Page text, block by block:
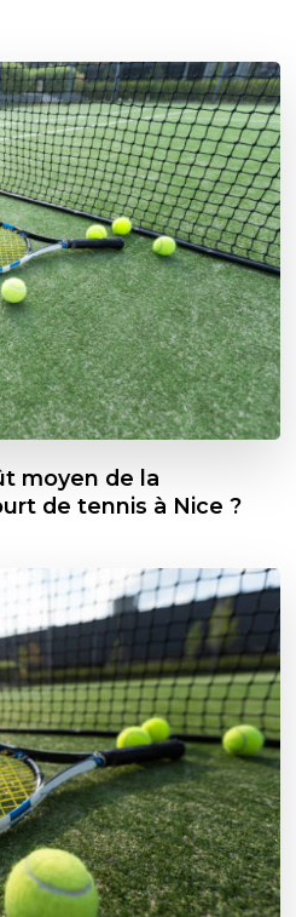
moyen de la
de tennis à Nice ?